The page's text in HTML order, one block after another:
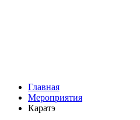
Главная
Мероприятия
Каратэ